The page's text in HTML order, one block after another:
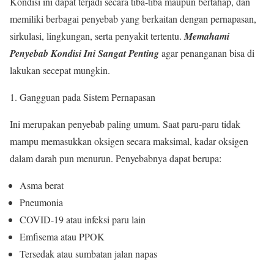
memiliki berbagai penyebab yang berkaitan dengan pernapasan,
sirkulasi, lingkungan, serta penyakit tertentu. Memahami
Penyebab Kondisi Ini Sangat Pentingagar penanganan bisa di
lakukan secepat mungkin.
Gangguan pada Sistem Pernapasan
Ini merupakan penyebab paling umum. Saat paru-paru tidak
mampu memasukkan oksigen secara maksimal, kadar oksigen
dalam darah pun menurun. Penyebabnya dapat berupa:
Asma berat
Pneumonia
COVID-19 atau infeksi paru lain
Emfisema atau PPOK
Tersedak atau sumbatan jalan napas